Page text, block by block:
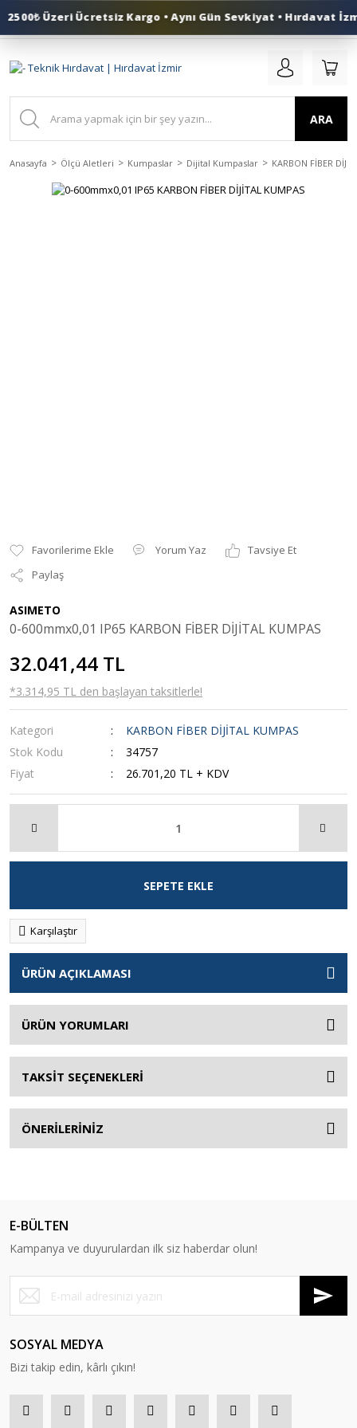
0 (553) 324 41 50
ARA
Anasayfa Ölçü Aletleri Kumpaslar Dijital Kumpaslar KARBON FİBER
Yorum Yaz
Tavsiye Et
Paylaş
ASIMETO
0-600mmx0,01 IP65 KARBON FİBER DİJİTAL KUMPAS
32.041,44 TL
*3.314,95 TL den başlayan taksitlerle!
Kategori
KARBON FİBER DİJİTAL KUMPAS
Stok Kodu
34757
Fiyat
26.701,20 TL + KDV
SEPETE EKLE
Karşılaştır
ÜRÜN AÇIKLAMASI
ÜRÜN YORUMLARI
TAKSİT SEÇENEKLERİ
ÖNERİLERİNİZ
E-BÜLTEN
Kampanya ve duyurulardan ilk siz haberdar olun!
SOSYAL MEDYA
Bizi takip edin, kârlı çıkın!
Üzeri Ücretsiz Kargo • Aynı Gün Sevkiyat • Hırdavat